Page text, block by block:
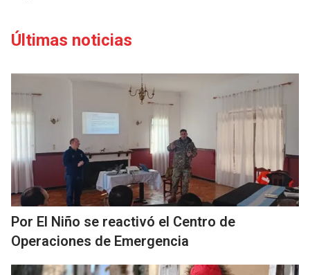
Últimas noticias
Por El Niño se reactivó el Centro de
Operaciones de Emergencia